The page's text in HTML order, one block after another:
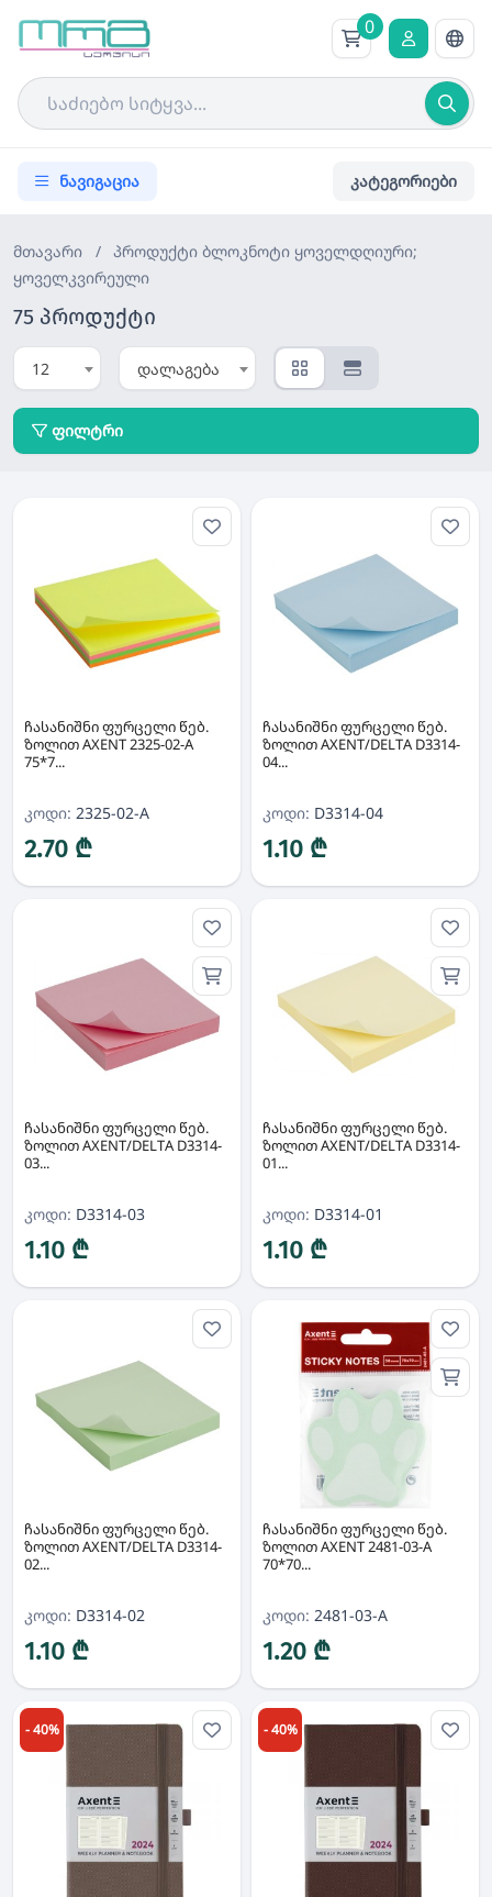
0
ნავიგაცია კატეგორიები
მთავარი / პროდუქტი ბლოკნოტი ყოველდღიური;
ყოველკვირეული
75 პროდუქტი
12 დალაგება
ფილტრი
ჩასანიშნი ფურცელი წებ.
ზოლით AXENT 2325-02-A
75*7...
კოდი: 2325-02-A
2.70 ₾
ჩასანიშნი ფურცელი წებ.
ზოლით AXENT/DELTA D3314-
04...
კოდი: D3314-04
1.10 ₾
ჩასანიშნი ფურცელი წებ.
ზოლით AXENT/DELTA D3314-
03...
კოდი: D3314-03
1.10 ₾
ჩასანიშნი ფურცელი წებ.
ზოლით AXENT/DELTA D3314-
01...
კოდი: D3314-01
1.10 ₾
ჩასანიშნი ფურცელი წებ.
ზოლით AXENT/DELTA D3314-
02...
კოდი: D3314-02
1.10 ₾
ჩასანიშნი ფურცელი წებ.
ზოლით AXENT 2481-03-A
70*70...
კოდი: 2481-03-A
1.20 ₾
- 40% - 40%